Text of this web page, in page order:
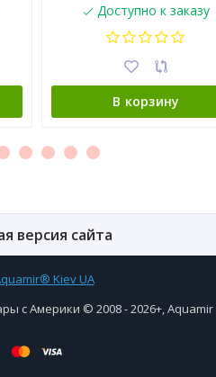
Доступно к заказу
В корзину
версия сайта
с Америки © 2008 - 2026+,